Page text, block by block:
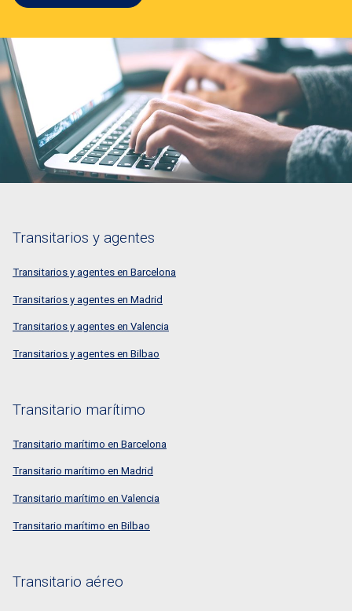
Transitarios y agentes
Transitarios y agentes en Barcelona
Transitarios y agentes en Madrid
Transitarios y agentes en Valencia
Transitarios y agentes en Bilbao
Transitario marítimo
Transitario marítimo en Barcelona
Transitario marítimo en Madrid
Transitario marítimo en Valencia
Transitario marítimo en Bilbao
Transitario aéreo